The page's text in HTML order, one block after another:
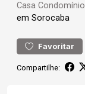
Casa Condomínio
em Sorocaba
Favoritar
Compartilhe: